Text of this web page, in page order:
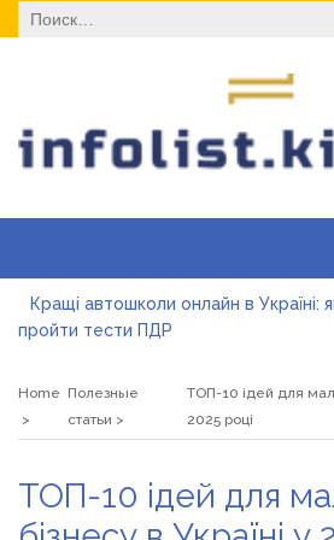
Найти:
Кращі автошколи онлайн в Україні:
пройти тести ПДР
согреться
«Правильне електроживлення» —
Home Полезные
статьи
ТОП-10 ідей для
2025 році
ТОП-10 ідей для